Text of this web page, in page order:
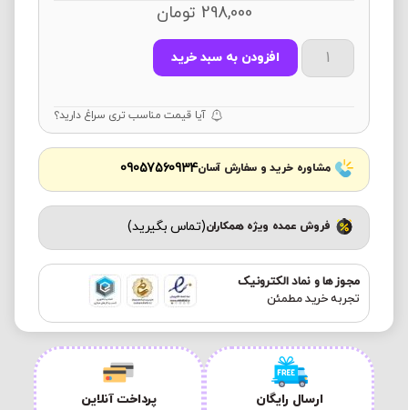
298,000 تومان
افزودن به سبد خرید
آیا قیمت مناسب تری سراغ دارید؟
مشاوره خرید و سفارش آسان09057560934
فروش عمده ویژه همکاران(تماس بگیرید)
مجوز ها و نماد الکترونیک
تجربه خرید مطمئن
ارسال رایگان پرداخت آنلاین